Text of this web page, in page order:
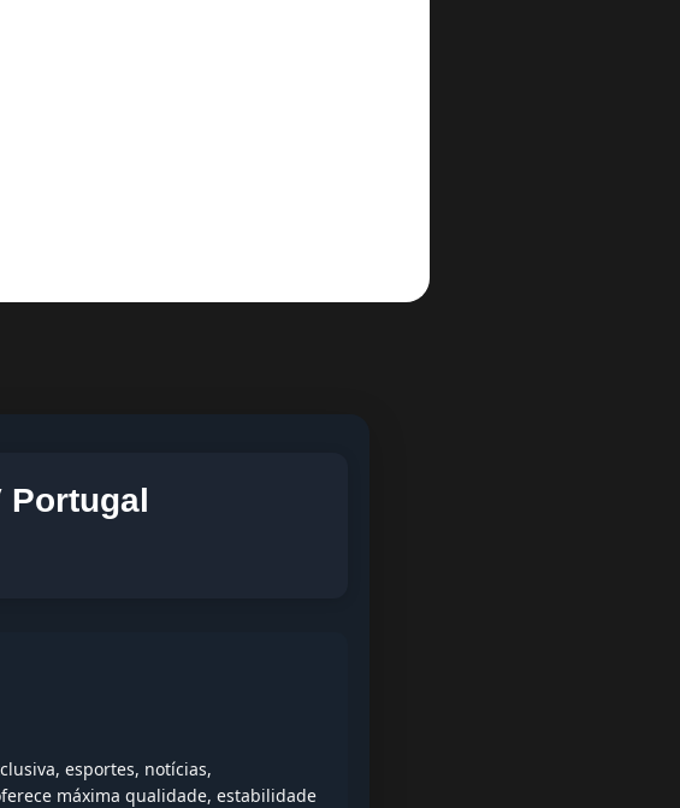
Portugal
esportes, notícias,
máxima qualidade, estabilidade